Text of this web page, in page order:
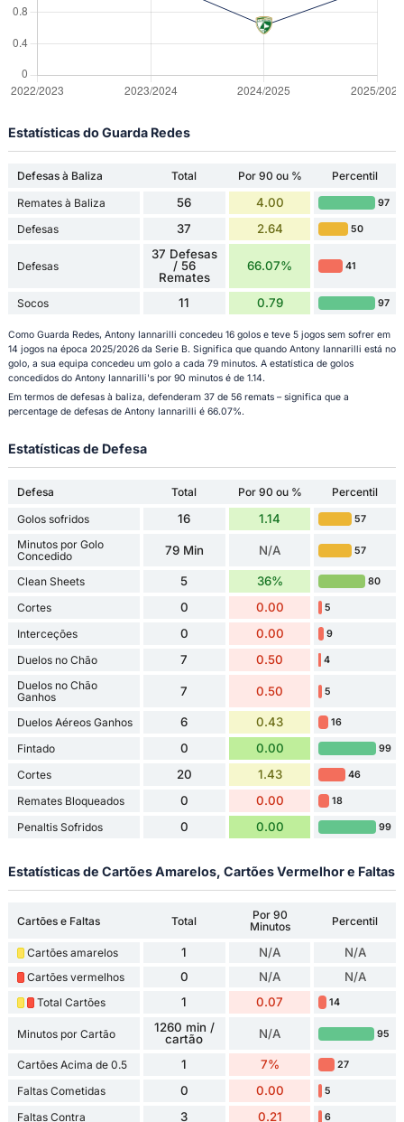
Estatísticas do Guarda Redes
Defesas à Baliza Total Por 90 ou %
Percentil
Remates à Baliza
56 4.00 97
Defesas 37 2.64 50
Defesas
37 Defesas
/ 56
Remates
66.07% 41
Socos 11 0.79 97
Como Guarda Redes, Antony Iannarilli concedeu 16 golos e teve 5 jogos sem sofrer em
14 jogos na época 2025/2026 da Serie B. Significa que quando Antony Iannarilli está no
golo, a sua equipa concedeu um golo a cada 79 minutos. A estatística de golos
concedidos do Antony Iannarilli's por 90 minutos é de 1.14.
Em termos de defesas à baliza, defenderam 37 de 56 remats – significa que a
percentage de defesas de Antony Iannarilli é 66.07%.
Estatísticas de Defesa
Defesa Total Por 90 ou %
Percentil
Golos sofridos
16 1.14 57
Minutos por Golo
Concedido
79 Min N/A 57
Clean Sheets 5 36% 80
Cortes 0 0.00 5
Interceções 0 0.00 9
Duelos no Chão 7 0.50 4
Duelos no Chão
Ganhos
7 0.50 5
Duelos Aéreos Ganhos 6 0.43 16
Fintado 0 0.00 99
Cortes 20 1.43 46
Remates Bloqueados 0 0.00 18
Penaltis Sofridos 0 0.00 99
Estatísticas de Cartões Amarelos, Cartões Vermelhor e Faltas
Cartões e Faltas Total
Por 90
Minutos
Percentil
Cartões amarelos 1 N/A N/A
Cartões vermelhos 0 N/A N/A
Total Cartões 1 0.07 14
Minutos por Cartão
1260 min /
cartão
N/A 95
Cartões Acima de 0.5 1 7% 27
Faltas Cometidas 0 0.00 5
Faltas Contra 3 0.21 6